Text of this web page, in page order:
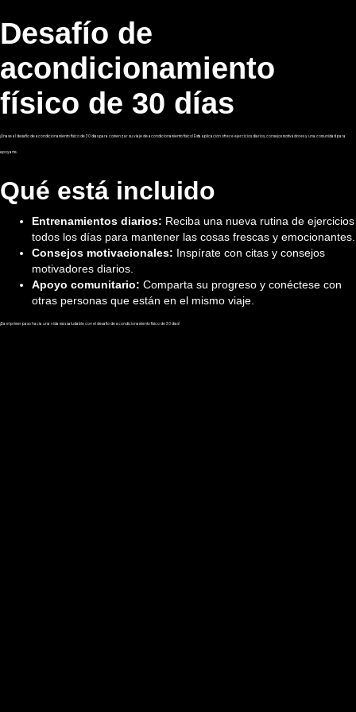
Desafío de
acondicionamiento
físico de 30 días
¡Únase al desafío de acondicionamiento físico de 30 días para comenzar su viaje de acondicionamiento físico! Esta aplicación ofrece ejercicios diarios, consejos motivadores y una comunidad para
apoyarte.
Qué está incluido
Entrenamientos diarios: Reciba una nueva rutina de ejercicios
todos los días para mantener las cosas frescas y emocionantes.
Consejos motivacionales: Inspírate con citas y consejos
motivadores diarios.
Apoyo comunitario: Comparta su progreso y conéctese con
otras personas que están en el mismo viaje.
¡Da el primer paso hacia una vida más saludable con el desafío de acondicionamiento físico de 30 días!